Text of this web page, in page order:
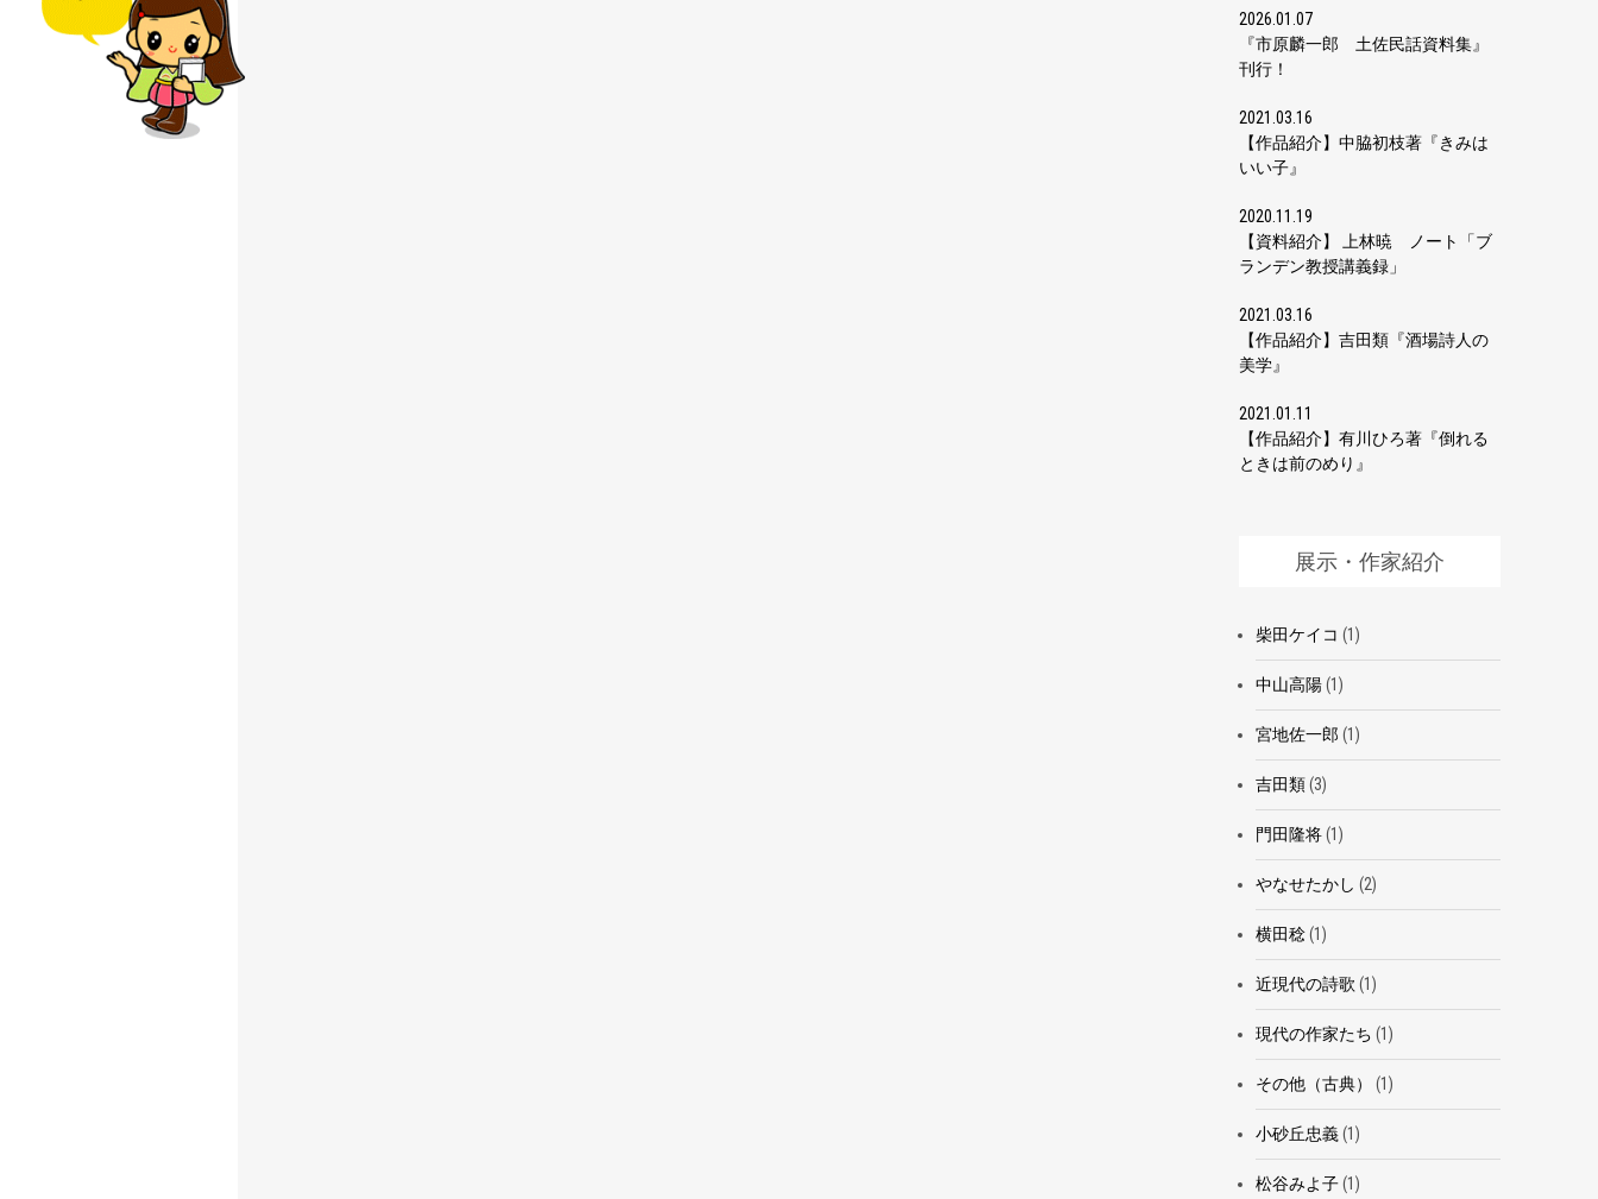
2026.01.07
『市原麟一郎 土佐民話資料集』
刊行！
2021.03.16
【作品紹介】中脇初枝著『きみは
いい子』
2020.11.19
【資料紹介】 上林暁 ノート「ブ
ランデン教授講義録」
2021.03.16
【作品紹介】吉田類『酒場詩人の
美学』
2021.01.11
【作品紹介】有川ひろ著『倒れる
ときは前のめり』
展示・作家紹介
柴田ケイコ (1)
中山高陽(1)
宮地佐一郎 (1)
吉田類(3)
門田隆将(1)
やなせたかし (2)
横田稔(1)
近現代の詩歌 (1)
現代の作家たち (1)
その他（古典） (1)
小砂丘忠義(1)
松谷みよ子(1)